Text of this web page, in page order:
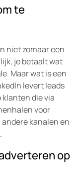
te
niet zomaar een
je betaalt wat
Maar wat is een
levert leads
klanten die via
voor
kanalen en
op